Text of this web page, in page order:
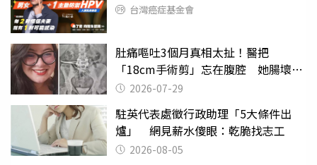
台灣癌症基金會
肚痛嘔吐3個月真相太扯！醫把
「18cm手術剪」忘在腹腔 她腸壞死
險喪命
2026-07-29
駐英代表處徵行政助理「5大條件出
爐」 網見薪水傻眼：乾脆找志工
2026-08-05